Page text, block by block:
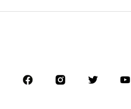
Rockar
KLÄDER